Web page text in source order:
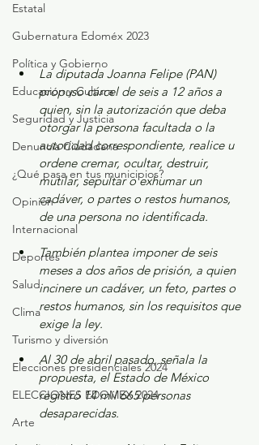
Estatal
Gubernatura Edoméx 2023
Política y Gobierno
Educación y Cultura
Seguridad y Justicia
Denuncia Ciudadana
¿Qué pasa en tus municipios?
Opinión
Internacional
Deportes
Salud
Clima
Turismo y diversión
Elecciones presidenciales 2024
ELECCIONES EDOMEX 2024
Arte
La diputada Joanna Felipe (PAN)
propuso cárcel de seis a 12 años a
quien, sin la autorización que deba
otorgar la persona facultada o la
autoridad correspondiente, realice u
ordene cremar, ocultar, destruir,
mutilar, sepultar o exhumar un
cadáver, o partes o restos humanos,
de una persona no identificada.
También plantea imponer de seis
meses a dos años de prisión, a quien
incinere un cadáver, un feto, partes o
restos humanos, sin los requisitos que
exige la ley.
Al 30 de abril pasado, señala la
propuesta, el Estado de México
registró 14 mil 665 personas
desaparecidas.